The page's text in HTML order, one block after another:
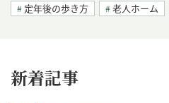
定年後の歩き方
老人ホーム
新着記事